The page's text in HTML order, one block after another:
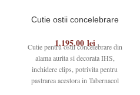
Cutie ostii concelebrare
1.195,00lei
Cutie pentru ostii concelebrare din
alama aurita si decorata IHS,
inchidere clips, potrivita pentru
pastrarea acestora in Tabernacol